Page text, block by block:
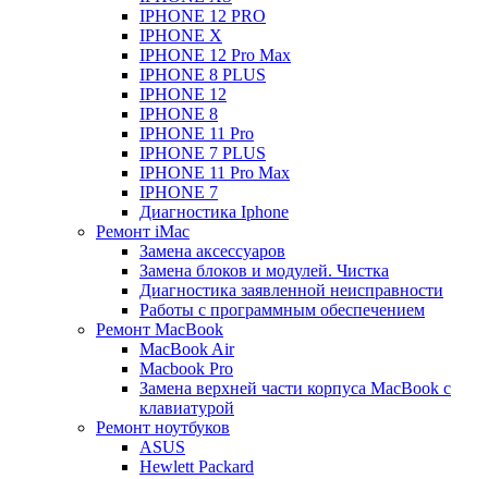
IPHONE 12 PRO
IPHONE X
IPHONE 12 Pro Max
IPHONE 8 PLUS
IPHONE 12
IPHONE 8
IPHONE 11 Pro
IPHONE 7 PLUS
IPHONE 11 Pro Max
IPHONE 7
Диагностика Iphone
Ремонт iMac
Замена аксессуаров
Замена блоков и модулей. Чистка
Диагностика заявленной неисправности
Работы с программным обеспечением
Ремонт MacBook
MacBook Air
Macbook Pro
Замена верхней части корпуса MacBook с
клавиатурой
Ремонт ноутбуков
ASUS
Hewlett Packard